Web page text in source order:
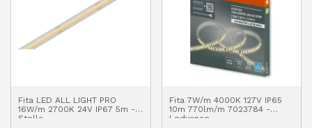
Fita LED ALL LIGHT PRO
16W/m 2700K 24V IP67 5m -
Stella
Fita 7W/m 4000K 127V IP65
10m 770lm/m 7023784 -
Ledvance